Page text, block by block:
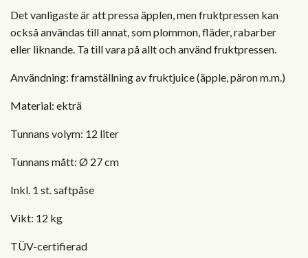
Det vanligaste är att pressa äpplen, men fruktpressen kan
också användas till annat, som plommon, fläder, rabarber
eller liknande. Ta till vara på allt och använd fruktpressen.
Användning: framställning av fruktjuice (äpple, päron m.m.)
Material: ekträ
Tunnans volym: 12 liter
Tunnans mått: Ø 27 cm
Inkl. 1 st. saftpåse
Vikt: 12 kg
TÜV-certifierad